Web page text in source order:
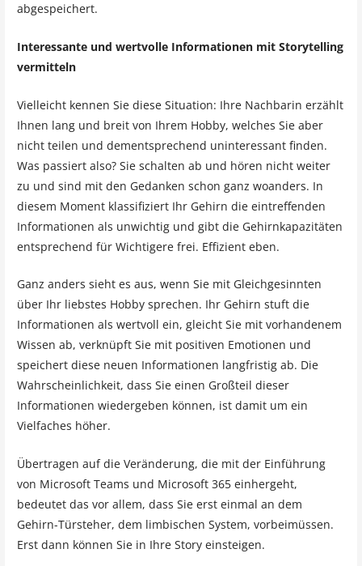
abgespeichert.
Interessante und wertvolle Informationen mit Storytelling
vermitteln
Vielleicht kennen Sie diese Situation: Ihre Nachbarin erzählt
Ihnen lang und breit von Ihrem Hobby, welches Sie aber
nicht teilen und dementsprechend uninteressant finden.
Was passiert also? Sie schalten ab und hören nicht weiter
zu und sind mit den Gedanken schon ganz woanders. In
diesem Moment klassifiziert Ihr Gehirn die eintreffenden
Informationen als unwichtig und gibt die Gehirnkapazitäten
entsprechend für Wichtigere frei. Effizient eben.
Ganz anders sieht es aus, wenn Sie mit Gleichgesinnten
über Ihr liebstes Hobby sprechen. Ihr Gehirn stuft die
Informationen als wertvoll ein, gleicht Sie mit vorhandenem
Wissen ab, verknüpft Sie mit positiven Emotionen und
speichert diese neuen Informationen langfristig ab. Die
Wahrscheinlichkeit, dass Sie einen Großteil dieser
Informationen wiedergeben können, ist damit um ein
Vielfaches höher.
Übertragen auf die Veränderung, die mit der Einführung
von Microsoft Teams und Microsoft 365 einhergeht,
bedeutet das vor allem, dass Sie erst einmal an dem
Gehirn-Türsteher, dem limbischen System, vorbeimüssen.
Erst dann können Sie in Ihre Story einsteigen.